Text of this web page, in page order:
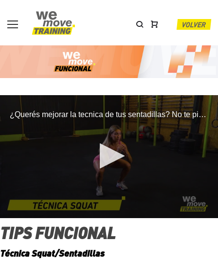
content
VOLVER
NO
¿Querés mejorar la tecnica de tus sentadillas? No te pierdas éste video con los tips mas importantes para hacerlo de manera correcta!
s
e
o
TIPS FUNCIONAL
Técnica Squat/Sentadillas